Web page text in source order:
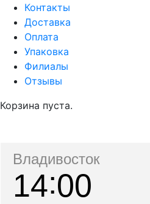
Контакты
Доставка
Оплата
Упаковка
Филиалы
Отзывы
Корзина пуста.
Владивосток
14 00